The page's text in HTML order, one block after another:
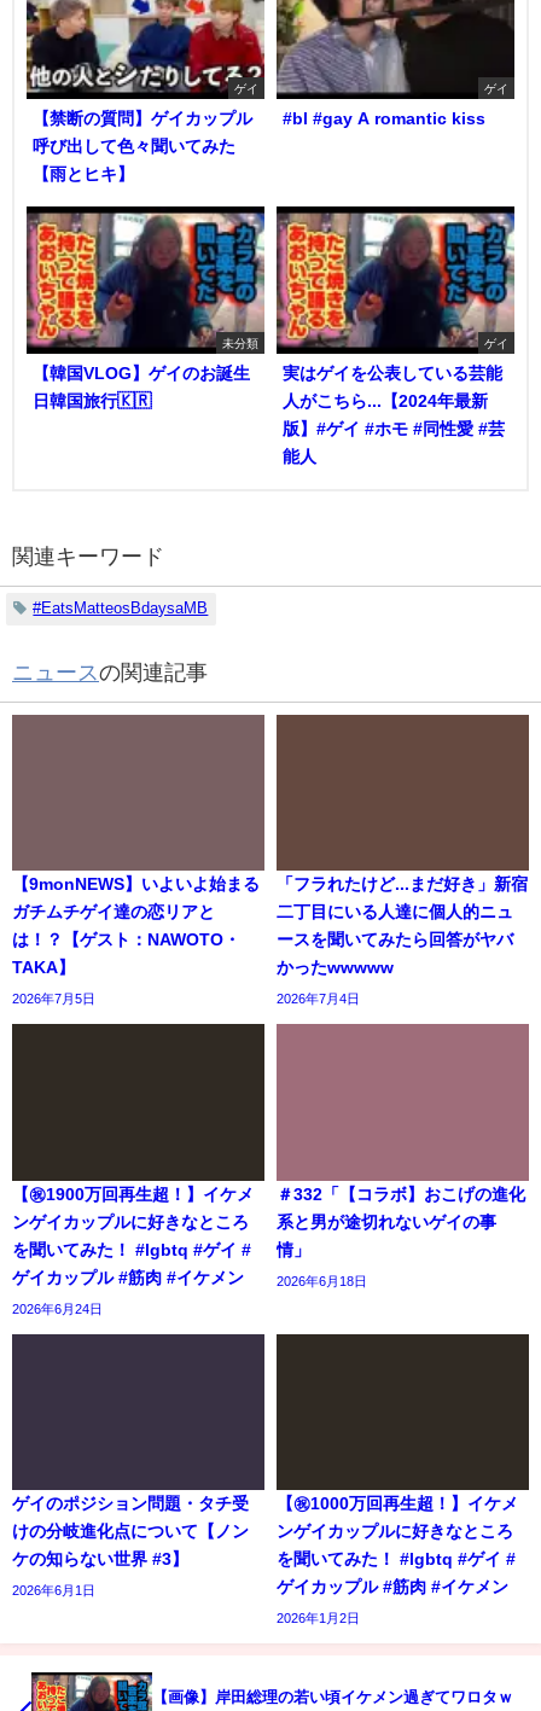
ゲイ
【禁断の質問】ゲイカップル
呼び出して色々聞いてみた
【雨とヒキ】
ゲイ
#bl #gay A romantic kiss
未分類
【韓国VLOG】ゲイのお誕生
日韓国旅行🇰🇷
ゲイ
実はゲイを公表している芸能
人がこちら...【2024年最新
版】#ゲイ #ホモ #同性愛 #芸
能人
関連キーワード
#EatsMatteosBdaysaMB
ニュースの関連記事
【9monNEWS】いよいよ始まる
ガチムチゲイ達の恋リアと
は！？【ゲスト：NAWOTO・
TAKA】
2026年7月5日
「フラれたけど...まだ好き」新宿
二丁目にいる人達に個人的ニュ
ースを聞いてみたら回答がヤバ
かったwwwww
2026年7月4日
【㊗️1900万回再生超！】イケメ
ンゲイカップルに好きなところ
を聞いてみた！ #lgbtq #ゲイ #
ゲイカップル #筋肉 #イケメン
2026年6月24日
＃332「【コラボ】おこげの進化
系と男が途切れないゲイの事
情」
2026年6月18日
ゲイのポジション問題・タチ受
けの分岐進化点について【ノン
ケの知らない世界 #3】
2026年6月1日
【㊗️1000万回再生超！】イケメ
ンゲイカップルに好きなところ
を聞いてみた！ #lgbtq #ゲイ #
ゲイカップル #筋肉 #イケメン
2026年1月2日
【画像】岸田総理の若い頃イケメン過ぎてワロタｗ